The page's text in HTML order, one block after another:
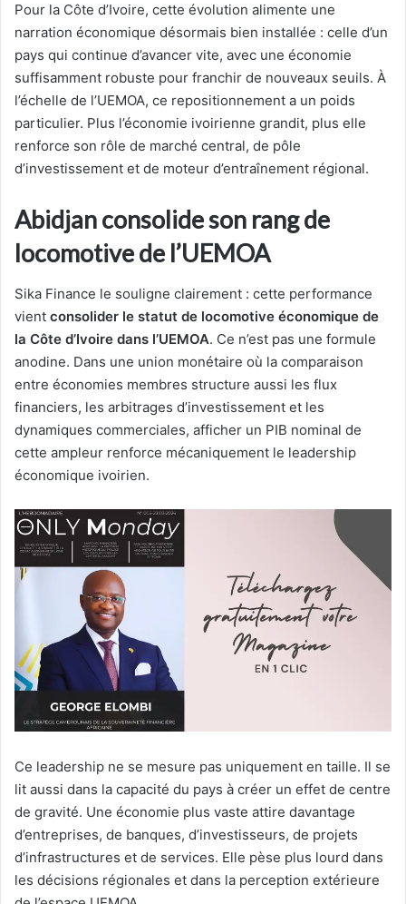
Pour la Côte d’Ivoire, cette évolution alimente une
narration économique désormais bien installée : celle d’un
pays qui continue d’avancer vite, avec une économie
suffisamment robuste pour franchir de nouveaux seuils. À
l’échelle de l’UEMOA, ce repositionnement a un poids
particulier. Plus l’économie ivoirienne grandit, plus elle
renforce son rôle de marché central, de pôle
d’investissement et de moteur d’entraînement régional.
Abidjan consolide son rang de
locomotive de l’UEMOA
Sika Finance le souligne clairement : cette performance
vient consolider le statut de locomotive économique de
la Côte d’Ivoire dans l’UEMOA. Ce n’est pas une formule
anodine. Dans une union monétaire où la comparaison
entre économies membres structure aussi les flux
financiers, les arbitrages d’investissement et les
dynamiques commerciales, afficher un PIB nominal de
cette ampleur renforce mécaniquement le leadership
économique ivoirien.
Ce leadership ne se mesure pas uniquement en taille. Il se
lit aussi dans la capacité du pays à créer un effet de centre
de gravité. Une économie plus vaste attire davantage
d’entreprises, de banques, d’investisseurs, de projets
d’infrastructures et de services. Elle pèse plus lourd dans
les décisions régionales et dans la perception extérieure